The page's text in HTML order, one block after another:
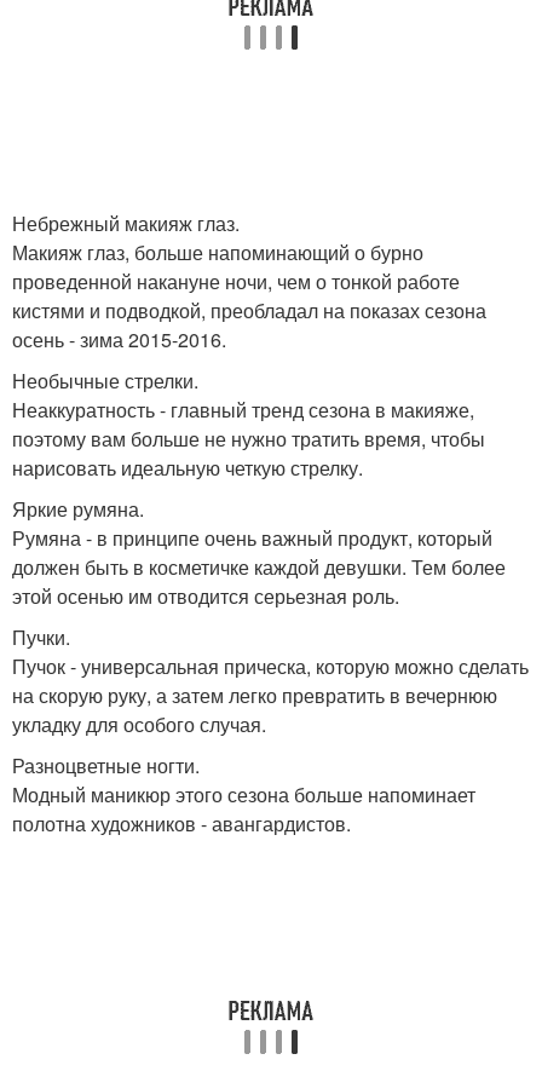
Небрежный макияж глаз.
Макияж глаз, больше напоминающий о бурно
проведенной накануне ночи, чем о тонкой работе
кистями и подводкой, преобладал на показах сезона
осень - зима 2015-2016.
Необычные стрелки.
Неаккуратность - главный тренд сезона в макияже,
поэтому вам больше не нужно тратить время, чтобы
нарисовать идеальную четкую стрелку.
Яркие румяна.
Румяна - в принципе очень важный продукт, который
должен быть в косметичке каждой девушки. Тем более
этой осенью им отводится серьезная роль.
Пучки.
Пучок - универсальная прическа, которую можно сделать
на скорую руку, а затем легко превратить в вечернюю
укладку для особого случая.
Разноцветные ногти.
Модный маникюр этого сезона больше напоминает
полотна художников - авангардистов.